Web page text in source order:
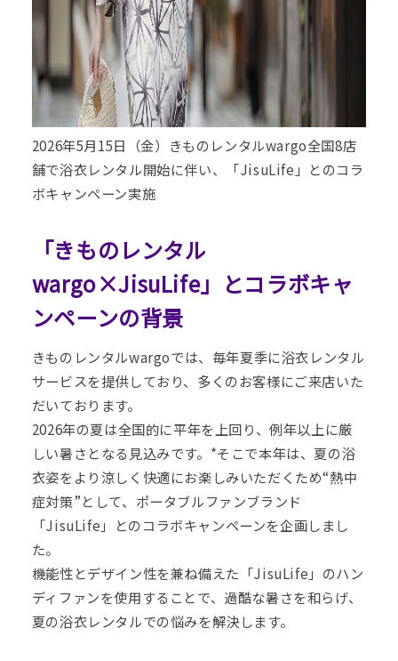
2026年5月15日（金）きものレンタルwargo全国8店
舗で浴衣レンタル開始に伴い、「JisuLife」とのコラ
ボキャンペーン実施
「きものレンタル
wargo×JisuLife」とコラボキャ
ンペーンの背景
きものレンタルwargoでは、毎年夏季に浴衣レンタル
サービスを提供しており、多くのお客様にご来店いた
だいております。
2026年の夏は全国的に平年を上回り、例年以上に厳
しい暑さとなる見込みです。*そこで本年は、夏の浴
衣姿をより涼しく快適にお楽しみいただくため“熱中
症対策”として、ポータブルファンブランド
「JisuLife」とのコラボキャンペーンを企画しまし
た。
機能性とデザイン性を兼ね備えた「JisuLife」のハン
ディファンを使用することで、過酷な暑さを和らげ、
夏の浴衣レンタルでの悩みを解決します。